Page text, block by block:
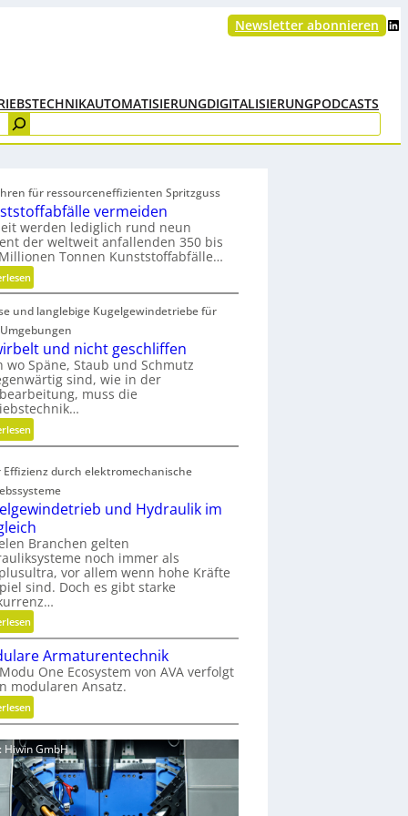
Newsletter abonnieren LinkedIn
AUTOMATISIERUNGDIGITALISIERUNGPODCASTS
für ressourceneffizienten Spritzguss
vermeiden
werden lediglich rund neun
der weltweit anfallenden 350 bis
Tonnen Kunststoffabfälle…
:
K
u
n
s
t
s
t
o
f
f
ä
l
e
v
e
r
m
e
i
d
e
n
und langlebige Kugelgewindetriebe für
und nicht geschliffen
wo Späne, Staub und Schmutz
sind, wie in der
muss die
:
G
i
r
b
e
l
t
u
d
n
i
c
h
t
g
e
s
c
h
Effizienz durch elektromechanische
und Hydraulik im
Branchen gelten
noch immer als
vor allem wenn hohe Kräfte
sind. Doch es gibt starke
:
K
u
g
e
l
g
e
w
i
n
d
Armaturentechnik
One Ecosystem von AVA verfolgt
modularen Ansatz.
:
M
o
d
u
l
a
Hiwin GmbH